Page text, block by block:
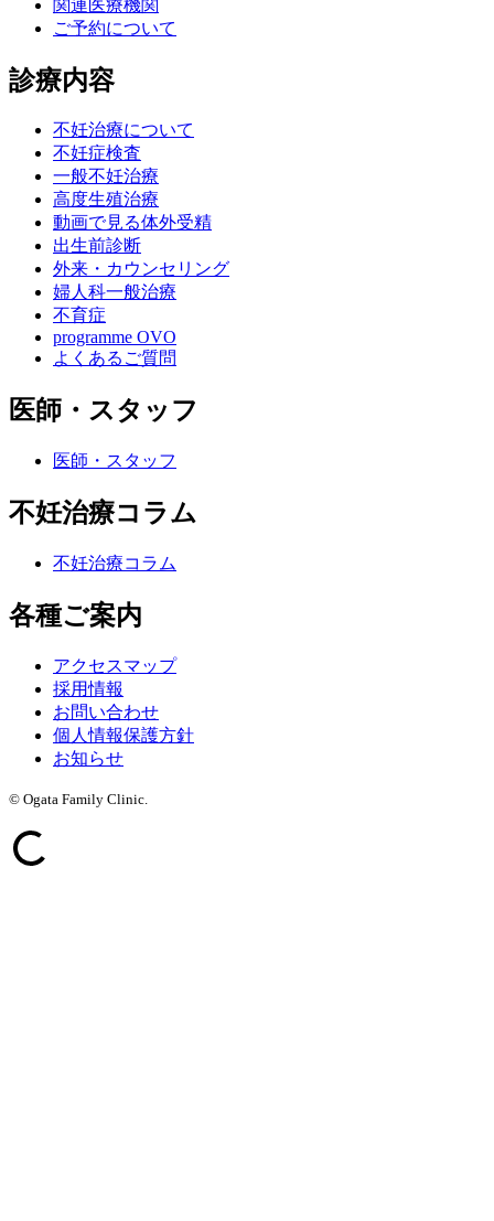
関連医療機関
ご予約について
診療内容
不妊治療について
不妊症検査
一般不妊治療
高度生殖治療
動画で見る体外受精
出生前診断
外来・カウンセリング
婦人科一般治療
不育症
programme OVO
よくあるご質問
医師・スタッフ
医師・スタッフ
不妊治療コラム
不妊治療コラム
各種ご案内
アクセスマップ
採用情報
お問い合わせ
個人情報保護方針
お知らせ
© Ogata Family Clinic.